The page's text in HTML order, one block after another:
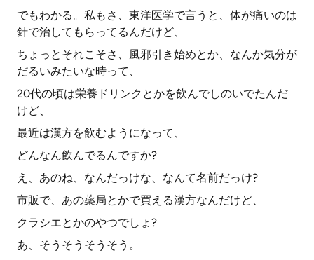
でもわかる。私もさ、東洋医学で言うと、体が痛いのは
針で治してもらってるんだけど、
ちょっとそれこそさ、風邪引き始めとか、なんか気分が
だるいみたいな時って、
20代の頃は栄養ドリンクとかを飲んでしのいでたんだ
けど、
最近は漢方を飲むようになって、
どんなん飲んでるんですか?
え、あのね、なんだっけな、なんて名前だっけ?
市販で、あの薬局とかで買える漢方なんだけど、
クラシエとかのやつでしょ?
あ、そうそうそうそう。